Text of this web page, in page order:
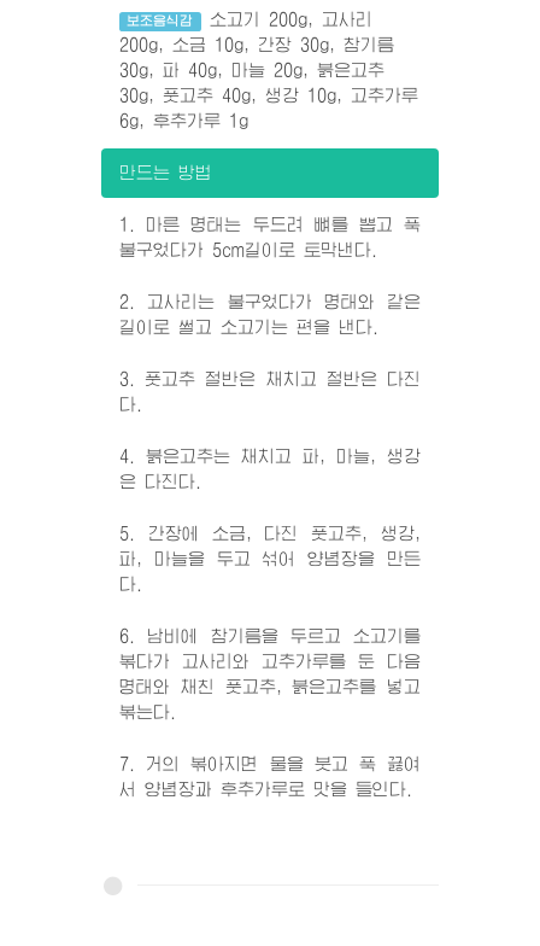
보조음식감
소고기 200g, 고사리
200g, 소금 10g, 간장 30g, 참기름
30g, 파 40g, 마늘 20g, 붉은고추
30g, 풋고추 40g, 생강 10g, 고추가루
6g, 후추가루 1g
만드는 방법
1. 마른 명태는 두드려 뼈를 뽑고 푹
불구었다가 5cm길이로 토막낸다.
2. 고사리는 불구었다가 명태와 같은
길이로 썰고 소고기는 편을 낸다.
3. 풋고추 절반은 채치고 절반은 다진
다.
4. 붉은고추는 채치고 파, 마늘, 생강
은 다진다.
5. 간장에 소금, 다진 풋고추, 생강,
파, 마늘을 두고 섞어 양념장을 만든
다.
6. 남비에 참기름을 두르고 소고기를
볶다가 고사리와 고추가루를 둔 다음
명태와 채친 풋고추, 붉은고추를 넣고
볶는다.
7. 거의 볶아지면 물을 붓고 푹 끓여
서 양념장과 후추가루로 맛을 들인다.